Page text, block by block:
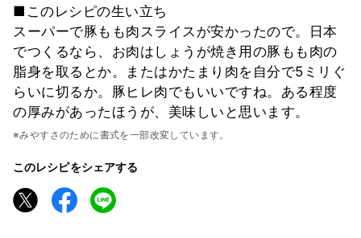
■このレシピの生い立ち
スーパーで豚もも肉スライスが安かったので。日本
でつくるなら、お肉はしょうが焼き用の豚もも肉の
脂身を取るとか。またはかたまり肉を自分で5ミリぐ
らいに切るか。豚ヒレ肉でもいいですね。ある程度
の厚みがあったほうが、美味しいと思います。
※みやすさのために書式を一部改変しています。
このレシピをシェアする